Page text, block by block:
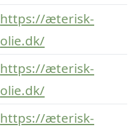
https://æterisk-
olie.dk/
https://æterisk-
olie.dk/
https://æterisk-